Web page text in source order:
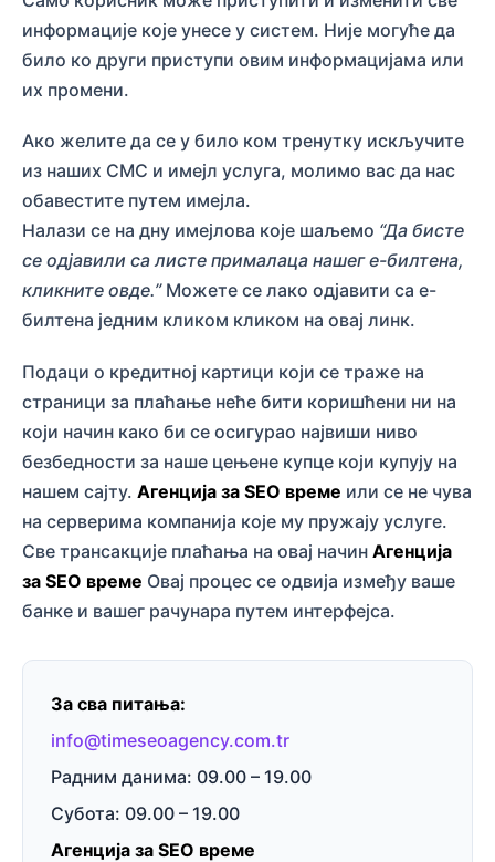
информације које унесе у систем. Није могуће да
било ко други приступи овим информацијама или
их промени.
Ако желите да се у било ком тренутку искључите
из наших СМС и имејл услуга, молимо вас да нас
обавестите путем имејла.
Налази се на дну имејлова које шаљемо “Да бисте
се одјавили са листе прималаца нашег е-билтена,
кликните овде.”Можете се лако одјавити са е-
билтена једним кликом кликом на овај линк.
Подаци о кредитној картици који се траже на
страници за плаћање неће бити коришћени ни на
који начин како би се осигурао највиши ниво
безбедности за наше цењене купце који купују на
нашем сајту. Агенција за SEO време или се не чува
на серверима компанија које му пружају услуге.
Све трансакције плаћања на овај начин Агенција
за SEO време Овај процес се одвија између ваше
банке и вашег рачунара путем интерфејса.
За сва питања:
info@timeseoagency.com.tr
Радним данима: 09.00 – 19.00
Субота: 09.00 – 19.00
Агенција за SEO време